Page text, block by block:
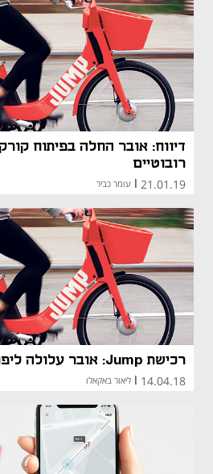
דיווח: אובר החלה בפיתוח
רובוטיים
21.01.19 עומר כביר
רכישת Jump: אובר עלולה ליפול מהאופניים
14.04.18 ליאור באקאלו